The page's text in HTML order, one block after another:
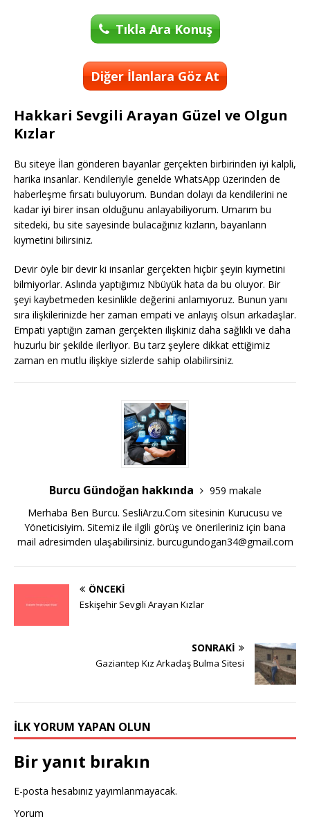
Tıkla Ara Konuş
Diğer İlanlara Göz At
Hakkari Sevgili Arayan Güzel ve Olgun
Kızlar
Bu siteye İlan gönderen bayanlar gerçekten birbirinden iyi kalpli,
harika insanlar. Kendileriyle genelde WhatsApp üzerinden de
haberleşme fırsatı buluyorum. Bundan dolayı da kendilerini ne
kadar iyi birer insan olduğunu anlayabiliyorum. Umarım bu
sitedeki, bu site sayesinde bulacağınız kızların, bayanların
kıymetini bilirsiniz.
Devir öyle bir devir ki insanlar gerçekten hiçbir şeyin kıymetini
bilmiyorlar. Aslında yaptığımız Nbüyük hata da bu oluyor. Bir
şeyi kaybetmeden kesinlikle değerini anlamıyoruz. Bunun yanı
sıra ilişkilerinizde her zaman empati ve anlayış olsun arkadaşlar.
Empati yaptığın zaman gerçekten ilişkiniz daha sağlıklı ve daha
huzurlu bir şekilde ilerliyor. Bu tarz şeylere dikkat ettiğimiz
zaman en mutlu ilişkiye sizlerde sahip olabilirsiniz.
Burcu Gündoğan hakkında
959 makale
Merhaba Ben Burcu. SesliArzu.Com sitesinin Kurucusu ve
Yöneticisiyim. Sitemiz ile ilgili görüş ve önerileriniz için bana
mail adresimden ulaşabilirsiniz. burcugundogan34@gmail.com
ÖNCEKI
Eskişehir Sevgili Arayan Kızlar
SONRAKI
Gaziantep Kız Arkadaş Bulma Sitesi
İLK YORUM YAPAN OLUN
Bir yanıt bırakın
E-posta hesabınız yayımlanmayacak.
Yorum